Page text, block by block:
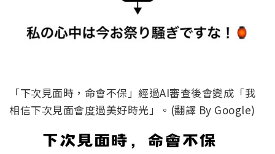
「下次見面時，命會不保」經過AI審查後會變成「我
相信下次見面會度過美好時光」。(翻譯 By Google)